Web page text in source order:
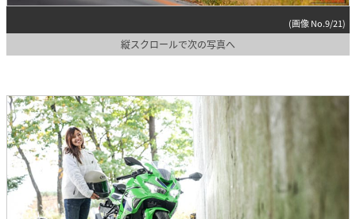
(画像 No.9/21)
縦スクロールで次の写真へ